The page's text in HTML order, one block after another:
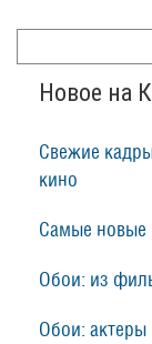
Новое на
Свежие
кино
Самые новые
Обои: из
Обои: актеры